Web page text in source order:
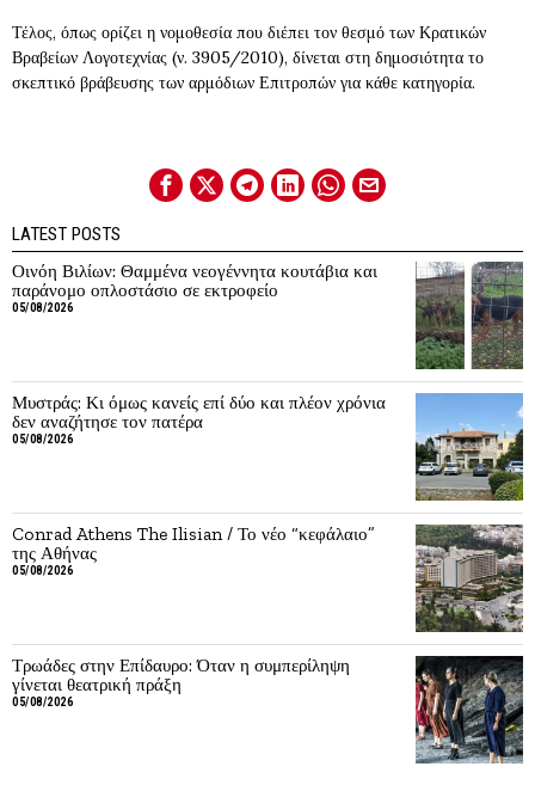
Τέλος, όπως ορίζει η νομοθεσία που διέπει τον θεσμό των Κρατικών
Βραβείων Λογοτεχνίας (ν. 3905/2010), δίνεται στη δημοσιότητα το
σκεπτικό βράβευσης των αρμόδιων Επιτροπών για κάθε κατηγορία.
LATEST POSTS
Οινόη Βιλίων: Θαμμένα νεογέννητα κουτάβια και
παράνομο οπλοστάσιο σε εκτροφείο
05/08/2026
Μυστράς: Κι όμως κανείς επί δύο και πλέον χρόνια
δεν αναζήτησε τον πατέρα
05/08/2026
Conrad Athens The Ilisian / Το νέο “κεφάλαιο”
της Αθήνας
05/08/2026
Τρωάδες στην Επίδαυρο: Όταν η συμπερίληψη
γίνεται θεατρική πράξη
05/08/2026